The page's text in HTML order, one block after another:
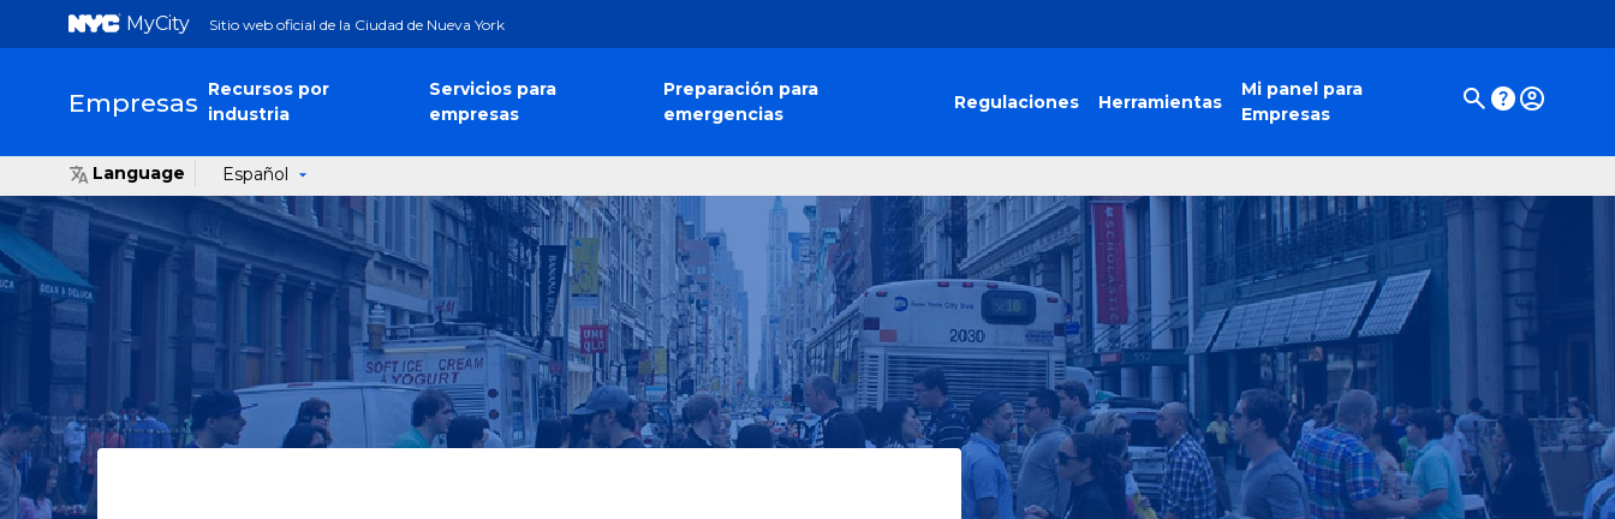
MyCity Sitio web oficial de la Ciudad de Nueva York
Empresas Recursos por
industria
Servicios para
empresas
Preparación para
emergencias
Regulaciones Herramientas
Mi panel para
Empresas
Language Español